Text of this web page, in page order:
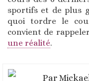
sportifs et de plus
quoi tordre le
convient de
une réalité.
Par